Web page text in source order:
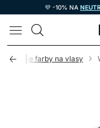
💜 -10% NA
farby na vlasy